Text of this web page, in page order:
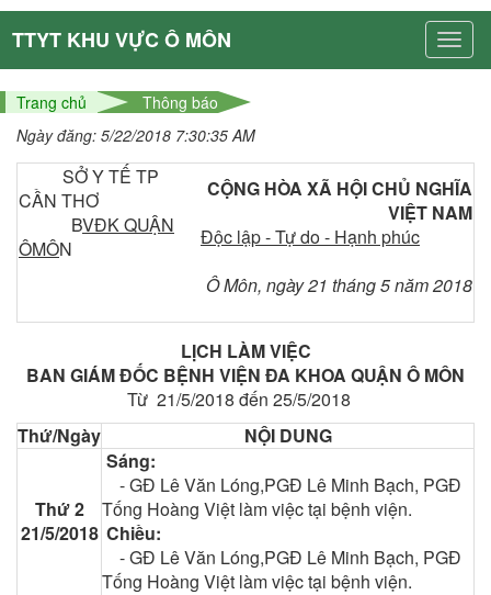
TTYT KHU VỰC Ô MÔN
Trang chủ
Thông báo
Ngày đăng: 5/22/2018 7:30:35 AM
SỞ Y TẾ TP
CẦN THƠ
BVĐK QUẬN
ÔMÔN
CỘNG HÒA XÃ HỘI CHỦ NGHĨA
VIỆT NAM
Độc lập - Tự do - Hạnh phúc
Ô Môn, ngày 21 tháng 5 năm 2018
LỊCH LÀM VIỆC
BAN GIÁM ĐỐC BỆNH VIỆN ĐA KHOA QUẬN Ô MÔN
Từ 21/5/2018 đến 25/5/2018
Thứ/Ngày
NỘI DUNG
Thứ 2
21/5/2018
Sáng:
-GĐ Lê Văn Lóng,PGĐ Lê Minh Bạch, PGĐ
Tống Hoàng Việt làm việc tại bệnh viện.
Chiều:
- GĐ Lê Văn Lóng,PGĐ Lê Minh Bạch, PGĐ
Tống Hoàng Việt làm việc tại bệnh viện.